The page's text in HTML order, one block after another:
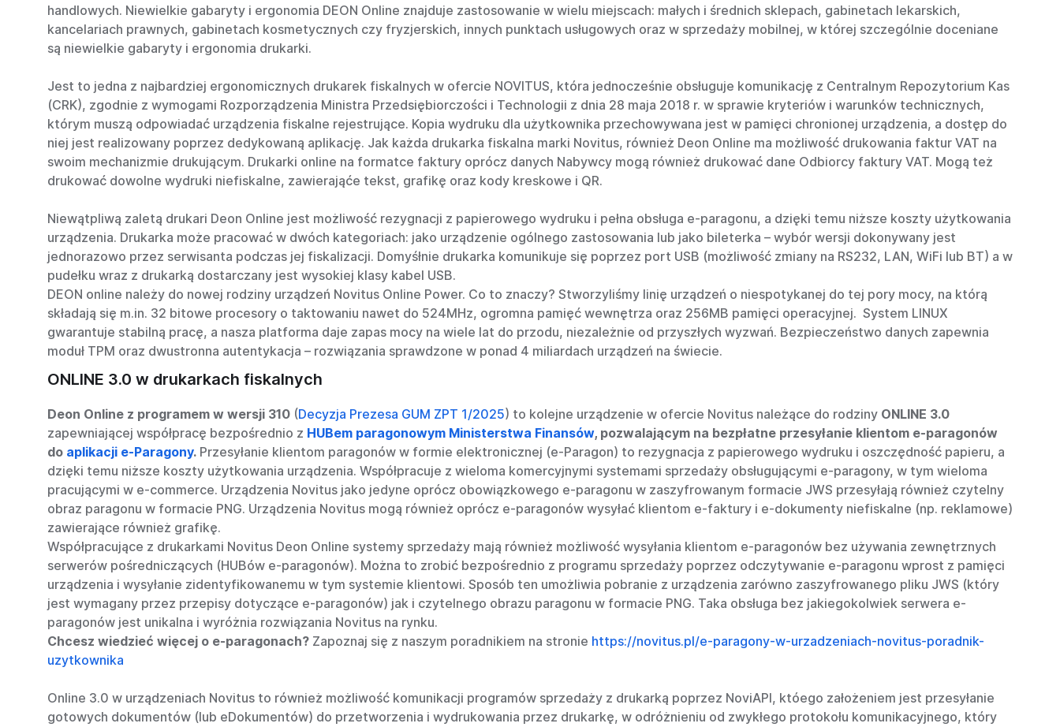
handlowych. Niewielkie gabaryty i ergonomia DEON Online znajduje zastosowanie w wielu miejscach: małych i średnich sklepach, gabinetach lekarskich,
kancelariach prawnych, gabinetach kosmetycznych czy fryzjerskich, innych punktach usługowych oraz w sprzedaży mobilnej, w której szczególnie doceniane
są niewielkie gabaryty i ergonomia drukarki.
Jest to jedna z najbardziej ergonomicznych drukarek fiskalnych w ofercie NOVITUS, która jednocześnie obsługuje komunikację z Centralnym Repozytorium Kas
(CRK), zgodnie z wymogami Rozporządzenia Ministra Przedsiębiorczości i Technologii z dnia 28 maja 2018 r. w sprawie kryteriów i warunków technicznych,
którym muszą odpowiadać urządzenia fiskalne rejestrujące. Kopia wydruku dla użytkownika przechowywana jest w pamięci chronionej urządzenia, a dostęp do
niej jest realizowany poprzez dedykowaną aplikację. Jak każda drukarka fiskalna marki Novitus, również Deon Online ma możliwość drukowania faktur VAT na
swoim mechanizmie drukującym. Drukarki online na formatce faktury oprócz danych Nabywcy mogą również drukować dane Odbiorcy faktury VAT. Mogą też
drukować dowolne wydruki niefiskalne, zawierająće tekst, grafikę oraz kody kreskowe i QR.
Niewątpliwą zaletą drukari Deon Online jest możliwość rezygnacji z papierowego wydruku i pełna obsługa e-paragonu, a dzięki temu niższe koszty użytkowania
urządzenia. Drukarka może pracować w dwóch kategoriach: jako urządzenie ogólnego zastosowania lub jako bileterka – wybór wersji dokonywany jest
jednorazowo przez serwisanta podczas jej fiskalizacji. Domyśłnie drukarka komunikuje się poprzez port USB (możliwość zmiany na RS232, LAN, WiFi lub BT) a w
pudełku wraz z drukarką dostarczany jest wysokiej klasy kabel USB.
DEON online należy do nowej rodziny urządzeń Novitus Online Power. Co to znaczy? Stworzyliśmy linię urządzeń o niespotykanej do tej pory mocy, na którą
składają się m.in. 32 bitowe procesory o taktowaniu nawet do 524MHz, ogromna pamięć wewnętrza oraz 256MB pamięci operacyjnej. System LINUX
gwarantuje stabilną pracę, a nasza platforma daje zapas mocy na wiele lat do przodu, niezależnie od przyszłych wyzwań. Bezpieczeństwo danych zapewnia
moduł TPM oraz dwustronna autentykacja – rozwiązania sprawdzone w ponad 4 miliardach urządzeń na świecie.
ONLINE 3.0 w drukarkach fiskalnych
Deon Online z programem w wersji 310 (Decyzja Prezesa GUM ZPT 1/2025) to kolejne urządzenie w ofercie Novitus należące do rodziny ONLINE 3.0
zapewniającej współpracę bezpośrednio z HUBem paragonowym Ministerstwa Finansów, pozwalającym na bezpłatne przesyłanie klientom e-paragonów
do aplikacji e-Paragony. Przesyłanie klientom paragonów w formie elektronicznej (e-Paragon) to rezygnacja z papierowego wydruku i oszczędność papieru, a
dzięki temu niższe koszty użytkowania urządzenia. Współpracuje z wieloma komercyjnymi systemami sprzedaży obsługującymi e-paragony, w tym wieloma
pracującymi w e-commerce. Urządzenia Novitus jako jedyne oprócz obowiązkowego e-paragonu w zaszyfrowanym formacie JWS przesyłają również czytelny
obraz paragonu w formacie PNG. Urządzenia Novitus mogą również oprócz e-paragonów wysyłać klientom e-faktury i e-dokumenty niefiskalne (np. reklamowe)
zawierające również grafikę.
Współpracujące z drukarkami Novitus Deon Online systemy sprzedaży mają również możliwość wysyłania klientom e-paragonów bez używania zewnętrznych
serwerów pośredniczących (HUBów e-paragonów). Można to zrobić bezpośrednio z programu sprzedaży poprzez odczytywanie e-paragonu wprost z pamięci
urządzenia i wysyłanie zidentyfikowanemu w tym systemie klientowi. Sposób ten umożliwia pobranie z urządzenia zarówno zaszyfrowanego pliku JWS (który
jest wymagany przez przepisy dotyczące e-paragonów) jak i czytelnego obrazu paragonu w formacie PNG. Taka obsługa bez jakiegokolwiek serwera e-
paragonów jest unikalna i wyróżnia rozwiązania Novitus na rynku.
Chcesz wiedzieć więcej o e-paragonach? Zapoznaj się z naszym poradnikiem na stronie https://novitus.pl/e-paragony-w-urzadzeniach-novitus-poradnik-
uzytkownika
Online 3.0 w urządzeniach Novitus to również możliwość komunikacji programów sprzedaży z drukarką poprzez NoviAPI, któego założeniem jest przesyłanie
gotowych dokumentów (lub eDokumentów) do przetworzenia i wydrukowania przez drukarkę, w odróżnieniu od zwykłego protokołu komunikacyjnego, który